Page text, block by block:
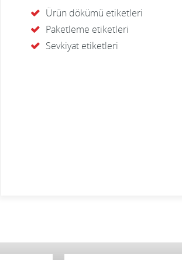
Ürün dökümü etiketleri
Paketleme etiketleri
Sevkiyat etiketleri